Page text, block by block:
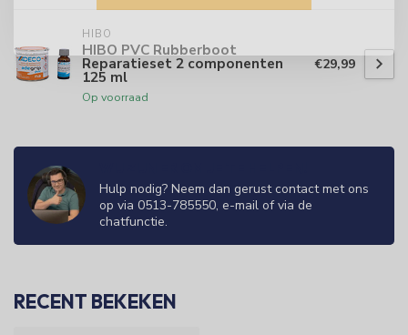
HIBO
HIBO PVC Rubberboot
Reparatieset 2 componenten
125 ml
Op voorraad
€29,99
Hulp nodig? Neem dan gerust contact met ons
op via 0513-785550, e-mail of via de
chatfunctie.
RECENT BEKEKEN